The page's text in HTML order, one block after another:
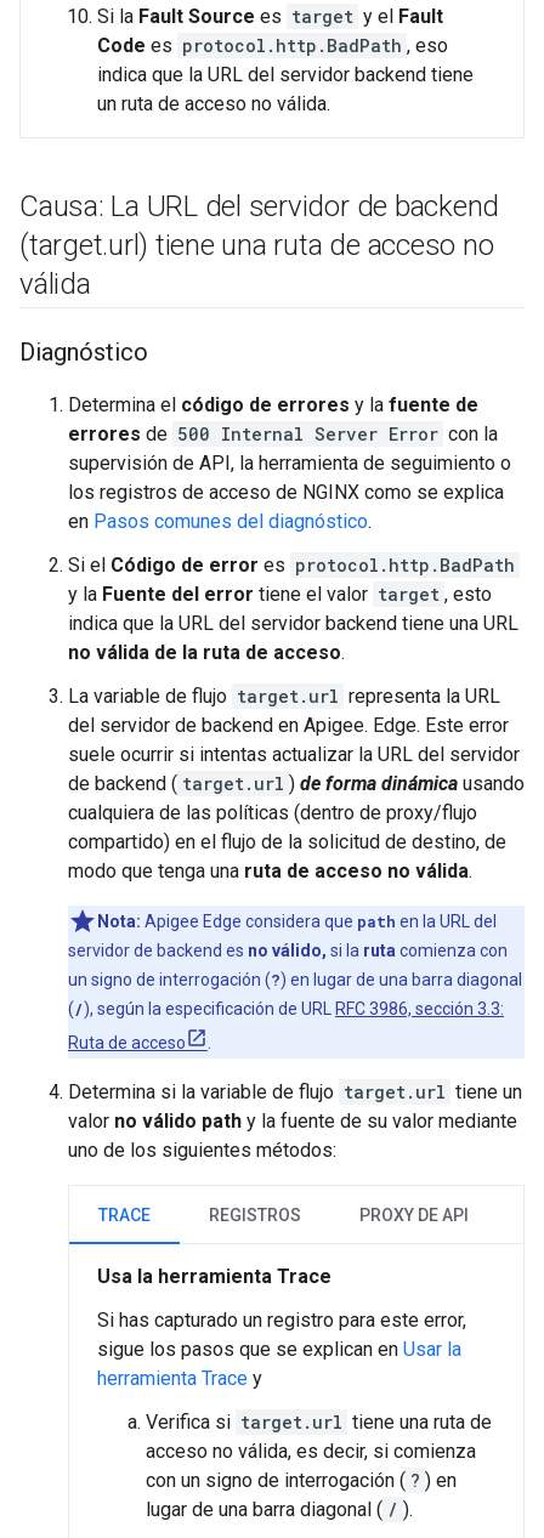
Si la Fault Source es target y el Fault
Code es protocol.http.BadPath , eso
indica que la URL del servidor backend tiene
un ruta de acceso no válida.
Causa: La URL del servidor de backend
(target.url) tiene una ruta de acceso no
válida
Diagnóstico
Determina el código de errores y la fuente de
errores de 500 Internal Server Error con la
supervisión de API, la herramienta de seguimiento o
los registros de acceso de NGINX como se explica
en Pasos comunes del diagnóstico.
Si el Código de error es protocol.http.BadPath
y la Fuente del error tiene el valor target , esto
indica que la URL del servidor backend tiene una URL
no válida de la ruta de acceso.
La variable de flujo target.url representa la URL
del servidor de backend en Apigee. Edge. Este error
suele ocurrir si intentas actualizar la URL del servidor
de backend ( target.url ) de forma dinámica usando
cualquiera de las políticas (dentro de proxy/flujo
compartido) en el flujo de la solicitud de destino, de
modo que tenga una ruta de acceso no válida.
Nota: Apigee Edge considera que path en la URL del
servidor de backend es no válido, si la ruta comienza con
un signo de interrogación (?) en lugar de una barra diagonal
(/), según la especificación de URL
RFC 3986, sección 3.3:
Ruta de acceso
Determina si la variable de flujo target.url tiene un
valor no válido path y la fuente de su valor mediante
uno de los siguientes métodos:
TRACE REGISTROS PROXY DE API
Usa la herramienta Trace
Si has capturado un registro para este error,
sigue los pasos que se explican en Usar la
herramienta Trace y
Verifica si target.url tiene una ruta de
acceso no válida, es decir, si comienza
con un signo de interrogación ( ? ) en
lugar de una barra diagonal ( / ).